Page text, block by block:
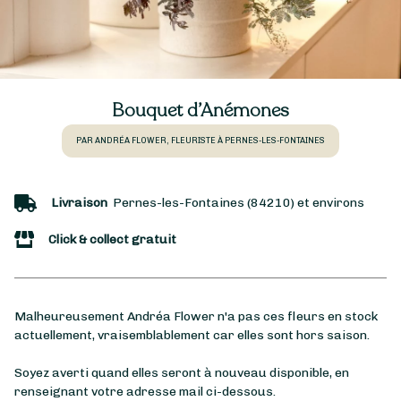
Bouquet d’Anémones
PAR ANDRÉA FLOWER, FLEURISTE À PERNES-LES-FONTAINES
Livraison Pernes-les-Fontaines (84210) et environs
Click & collect gratuit
Malheureusement Andréa Flower n'a pas ces fleurs en stock
actuellement, vraisemblablement car elles sont hors saison.
Soyez averti quand elles seront à nouveau disponible, en
renseignant votre adresse mail ci-dessous.